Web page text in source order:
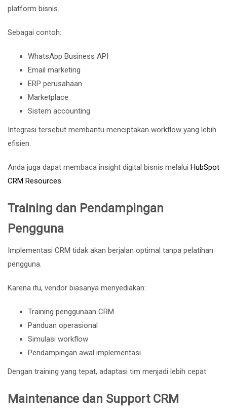
platform bisnis.
Sebagai contoh:
WhatsApp Business API
Email marketing
ERP perusahaan
Marketplace
Sistem accounting
Integrasi tersebut membantu menciptakan workflow yang lebih
efisien.
Anda juga dapat membaca insight digital bisnis melalui HubSpot
CRM Resources.
Training dan Pendampingan
Pengguna
Implementasi CRM tidak akan berjalan optimal tanpa pelatihan
pengguna.
Karena itu, vendor biasanya menyediakan:
Training penggunaan CRM
Panduan operasional
Simulasi workflow
Pendampingan awal implementasi
Dengan training yang tepat, adaptasi tim menjadi lebih cepat.
Maintenance dan Support CRM